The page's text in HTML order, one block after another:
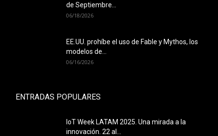
de Septiembre...
06/18/2026
EE.UU. prohíbe el uso de Fable y Mythos, los
modelos de...
06/16/2026
ENTRADAS POPULARES
IoT Week LATAM 2025. Una mirada a la
innovación. 22 al...